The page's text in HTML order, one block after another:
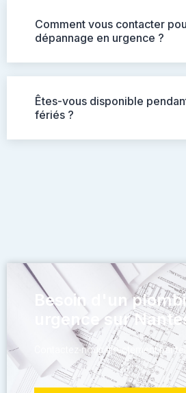
Comment vous contacter
dépannage en urgence ?
Êtes-vous disponible
fériés ?
Besoin d'un
urgence sur Nantes
Contactez-nous directement par